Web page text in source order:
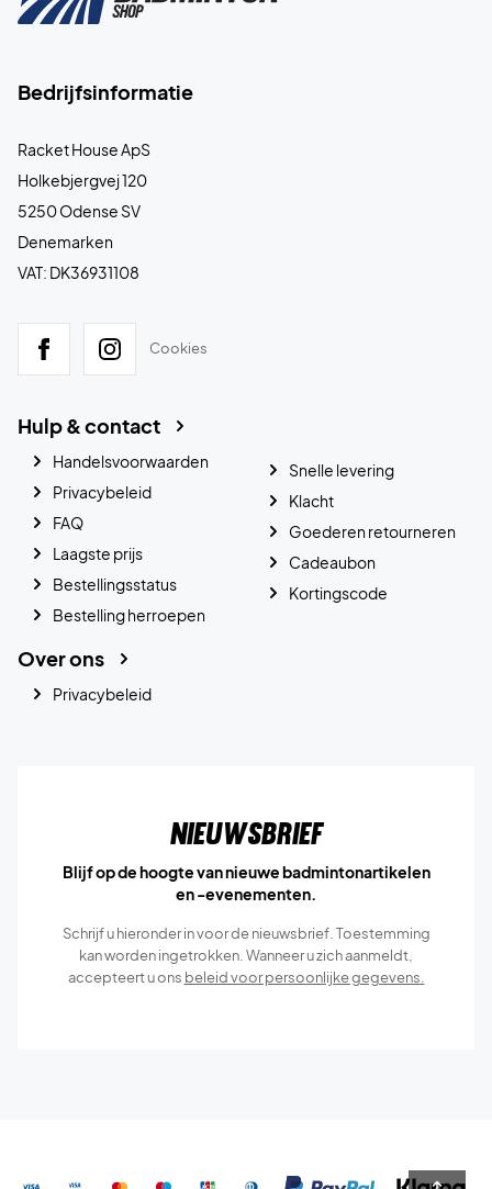
Bedrijfsinformatie
Racket House ApS
Holkebjergvej 120
5250 Odense SV
Denemarken
VAT: DK36931108
Cookies
Hulp & contact
Handelsvoorwaarden
Privacybeleid
FAQ
Laagste prijs
Bestellingsstatus
Bestelling herroepen
Snelle levering
Klacht
Goederen retourneren
Cadeaubon
Kortingscode
Over ons
Privacybeleid
Nieuwsbrief
Blijf op de hoogte van nieuwe badmintonartikelen
en -evenementen.
Schrijf u hieronder in voor de nieuwsbrief. Toestemming
kan worden ingetrokken. Wanneer u zich aanmeldt,
accepteert u ons beleid voor persoonlijke gegevens.